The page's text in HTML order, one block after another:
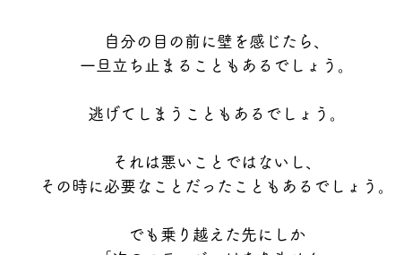
自分の目の前に壁を感じたら、
一旦立ち止まることもあるでしょう。
逃げてしまうこともあるでしょう。
それは悪いことではないし、
その時に必要なことだったこともあるでしょう。
でも乗り越えた先にしか